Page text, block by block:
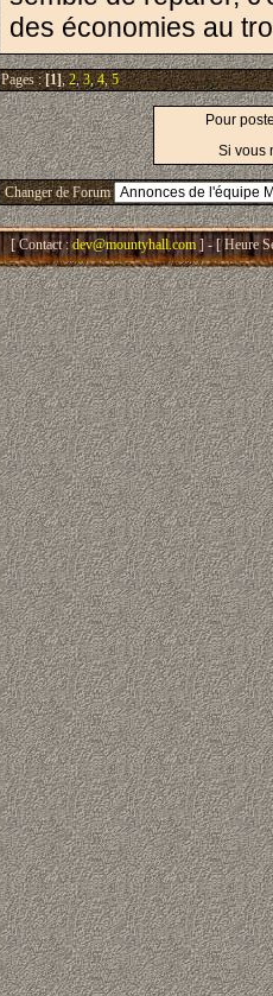
des économies au
Pages :[1],2,3,4,5
Pour
Si vous
Changer de Forum
[ Contact : dev@mountyhall.com ] - [ Heure